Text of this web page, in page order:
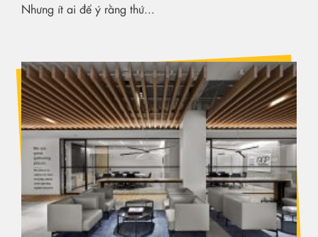
Nhưng ít ai để ý rằng thứ...